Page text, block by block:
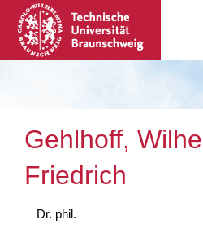
Gehlhoff,
Friedrich
Dr. phil.